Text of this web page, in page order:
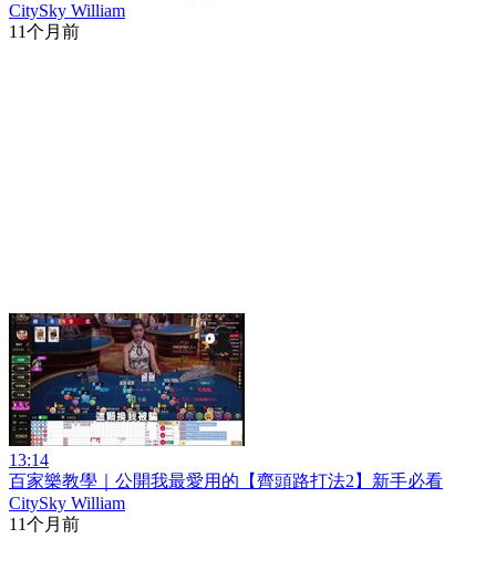
CitySky William
11个月前
13:14
百家樂教學｜公開我最愛用的【齊頭路打法2】新手必看
CitySky William
11个月前